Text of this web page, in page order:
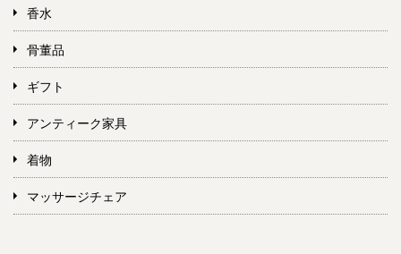
香水
骨董品
ギフト
アンティーク家具
着物
マッサージチェア